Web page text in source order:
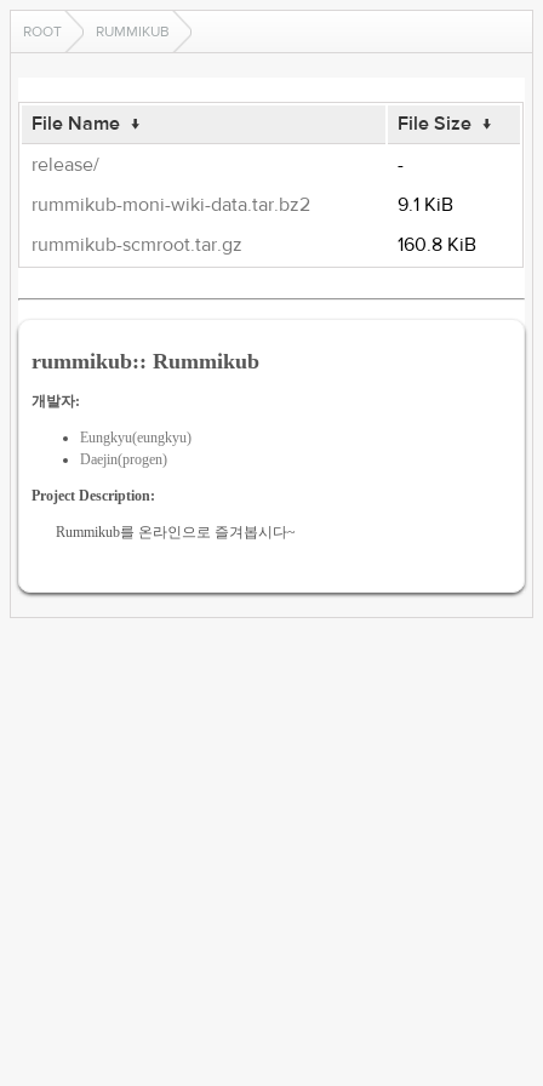
ROOT RUMMIKUB
File Name ↓ File Size ↓
release/
-
rummikub-moni-wiki-data.tar.bz2
9.1 KiB
rummikub-scmroot.tar.gz
160.8 KiB
rummikub:: Rummikub
개발자:
Eungkyu(eungkyu)
Daejin(progen)
Project Description:
Rummikub를 온라인으로 즐겨봅시다~